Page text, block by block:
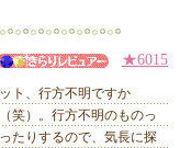
★6015
ト、行方不明ですか
笑）。行方不明のものっ
たりするので、気長に探